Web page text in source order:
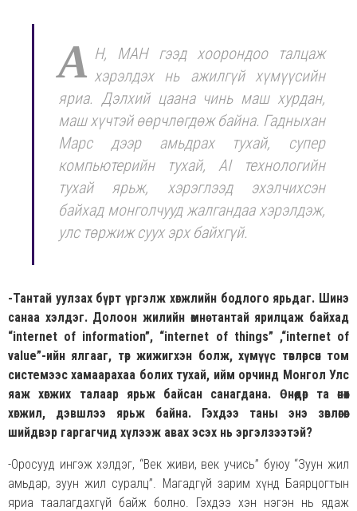
А Н, МАН гээд хоорондоо талцаж
хэрэлдэх нь ажилгүй хүмүүсийн
яриа. Дэлхий цаана чинь маш хурдан,
маш хүчтэй өөрчлөгдөж байна. Гадныхан
Марс дээр амьдрах тухай, супер
компьютерийн тухай, AI технологийн
тухай ярьж, хэрэглээд эхэлчихсэн
байхад монголчууд жалгандаа хэрэлдэж,
улс төржиж суух эрх байхгүй.
-Тантай уулзах бүрт үргэлж хөгжлийнбодлого ярьдаг. Шинэ
санаа хэлдэг. Долоон жилийн өмнө тантай ярилцаж байхад
“internet of information”, “internet of things” ,“internet of
value”-ийн ялгааг, төр жижигхэн болж, хүмүүс төвлөрсөн том
системээс хамаарахаа болих тухай, ийм орчинд Монгол Улс
яаж хөгжих талаар ярьж байсан санагдана. Өнөөдөр та өнөөх
хөгжил, дэвшлээ ярьж байна. Гэхдээ таны энэ зөвлөгөөг
шийдвэр гаргагчид хүлээж авах эсэх нь эргэлзээтэй?
-Оросууд ингэж хэлдэг, “Век живи, век учись” буюу “Зуун жил
амьдар, зуун жил суралц”. Магадгүй зарим хүнд Баярцогтын
яриа таалагдахгүй байж болно. Гэхдээ хэн нэгэн нь ядаж